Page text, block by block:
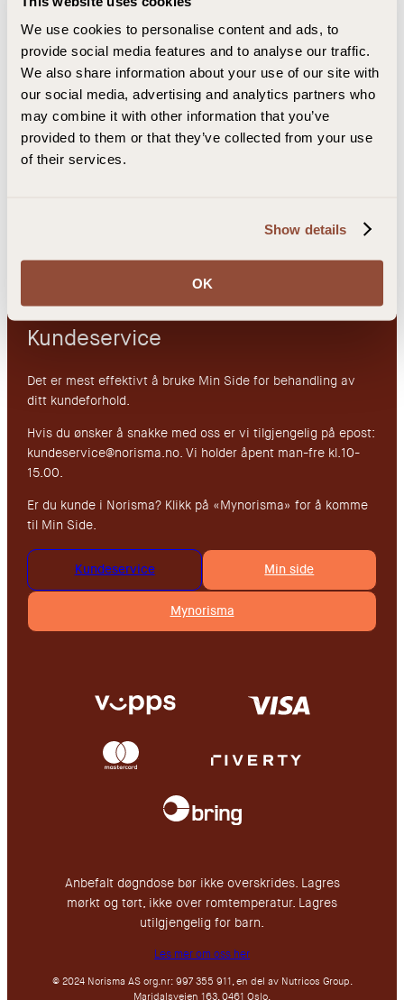
We use cookies to personalise content and ads, to
provide social media features and to analyse our traffic.
We also share information about your use of our site with
our social media, advertising and analytics partners who
may combine it with other information that you’ve
provided to them or that they’ve collected from your use
of their services.
Show details
OK
1
a
c
k
a
n
t
Hold deg oppdatert og få
eksklusive tilbud
Summershot
Shop
Personvernerklæring
Vilkår og betingelser
Kundeservice
Det er mest effektivt å bruke Min Side for behandling av
ditt kundeforhold.
Hvis du ønsker å snakke med oss er vi tilgjengelig på epost:
kundeservice@norisma.no. Vi holder åpent man-fre kl.10-
15.00.
Er du kunde i Norisma? Klikk på «Mynorisma» for å komme
til Min Side.
Min side
Kundeservice
Mynorisma
Anbefalt døgndose bør ikke overskrides. Lagres
mørkt og tørt, ikke over romtemperatur. Lagres
utilgjengelig for barn.
Les mer om oss her
© 2024 Norisma AS org.nr: 997 355 911, en del av Nutricos Group.
Maridalsveien 163, 0461 Oslo.